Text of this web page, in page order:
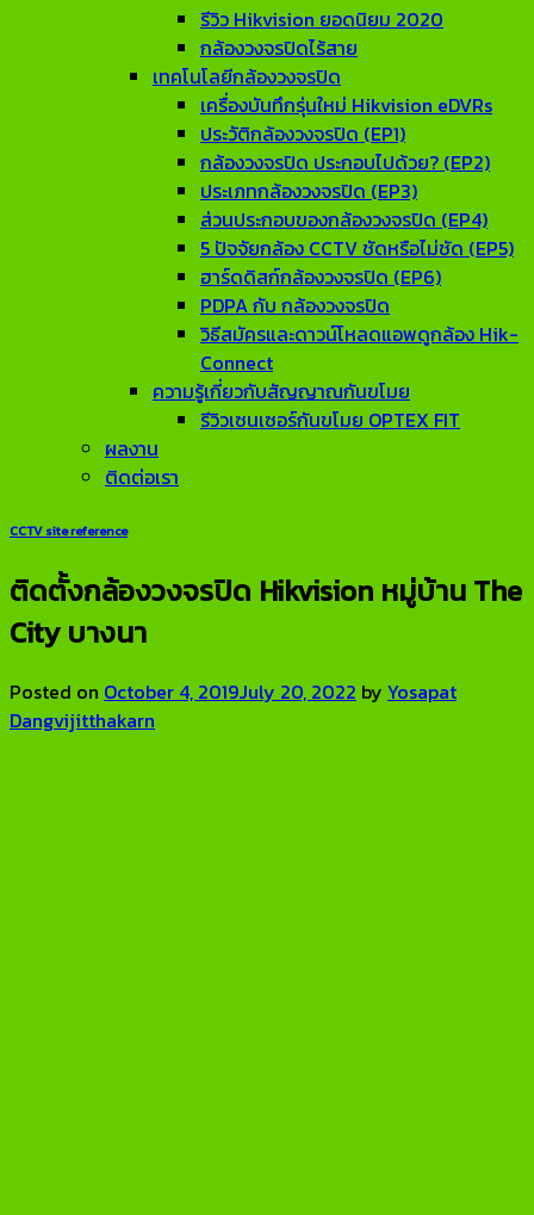
รีวิว Hikvision ยอดนิยม 2020
กล้องวงจรปิดไร้สาย
เทคโนโลยีกล้องวงจรปิด
เครื่องบันทึกรุ่นใหม่ Hikvision eDVRs
ประวัติกล้องวงจรปิด (EP1)
กล้องวงจรปิด ประกอบไปด้วย? (EP2)
ประเภทกล้องวงจรปิด (EP3)
ส่วนประกอบของกล้องวงจรปิด (EP4)
5 ปัจจัยกล้อง CCTV ชัดหรือไม่ชัด (EP5)
ฮาร์ดดิสก์กล้องวงจรปิด (EP6)
PDPA กับ กล้องวงจรปิด
วิธีสมัครและดาวน์โหลดแอพดูกล้อง Hik-
Connect
ความรู้เกี่ยวกับสัญญาณกันขโมย
รีวิวเซนเซอร์กันขโมย OPTEX FIT
ผลงาน
ติดต่อเรา
CCTV site reference
ติดตั้งกล้องวงจรปิด Hikvision หมู่บ้าน The
City บางนา
Posted on October 4, 2019July 20, 2022 by Yosapat
Dangvijitthakarn